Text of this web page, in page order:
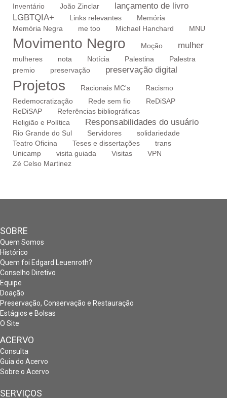
Inventário
João Zinclar
lançamento de livro
LGBTQIA+
Links relevantes
Memória
Memória Negra
me too Michael Hanchard MNU
Movimento Negro Moção mulher
mulheres nota Notícia Palestina
Palestra
premio
preservação preservação digital
Projetos Racionais MC's
Racismo
Redemocratização
Rede sem fio
ReDiSAP
ReDiSAP
Referências bibliográficas
Religião e Política
Responsabilidades do usuário
Rio Grande do Sul Servidores
solidariedade
Teatro Oficina
Teses e dissertações
trans
Unicamp
visita guiada Visitas
VPN
Zé Celso Martinez
SOBRE
Quem Somos
Histórico
Quem foi Edgard Leuenroth?
Conselho Diretivo
Equipe
Doação
Preservação, Conservação e Restauração
Estágios e Bolsas
O Site
ACERVO
Consulta
Guia do Acervo
Sobre o Acervo
SERVIÇOS